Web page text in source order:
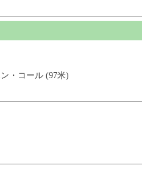
・コール (97米)